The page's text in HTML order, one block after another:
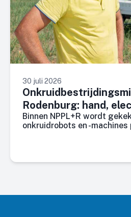
30 juli 2026
Rodenburg: hand,
wieden
Binnen NPPL+R wordt
onkruidrobots en -